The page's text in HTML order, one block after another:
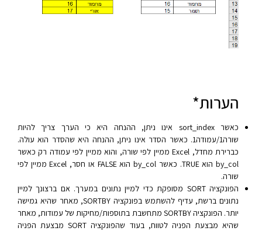
הערות*
כאשר sort_index אינו ניתן, ההנחה היא כי הערך צריך להיות
שורה1/עמודה1. כאשר הסדר אינו ניתן, ההנחה היא שהסדר הוא עולה.
כברירת מחדל, Excel ממיין לפי שורה, והוא ממיין לפי עמודה רק כאשר
by_col הוא TRUE. כאשר by_col הוא FALSE או חסר, Excel ממיין לפי
שורה.
הפונקציה SORT מסופקת כדי למיין נתונים במערך. אם ברצונך למיין
נתונים ברשת, עדיף להשתמש בפונקציה SORTBY, מאחר שהיא גמישה
יותר. הפונקציה SORTBY מתחשבת בתוספות/מחיקות של עמודות, מאחר
שהיא מבצעת הפניה לטווח, בעוד שהפונקציה SORT מבצעת הפניה